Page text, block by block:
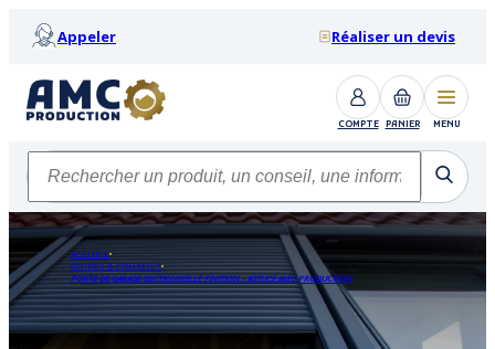
Appeler Réaliser un devis
COMPTE PANIER MENU
ACCUEIL
GUIDES & CONSEILS
PORTE DE GARAGE SECTIONNELLE FINITION - ASTUCE AMC PRODUCTION